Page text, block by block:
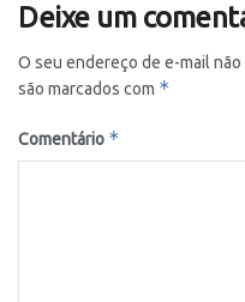
Deixe um
O seu endereço de e-mail
são marcados com *
Comentário *